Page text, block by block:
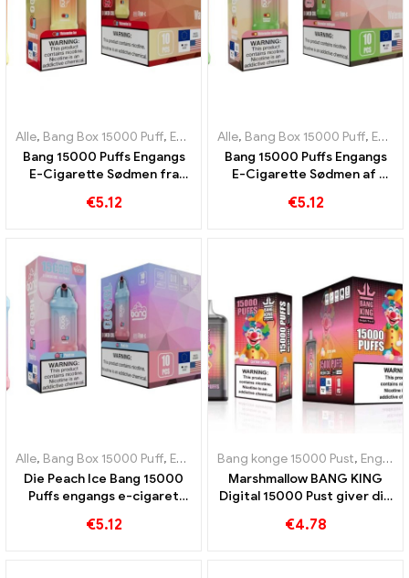
Alle, Bang Box 15000 Puff, Engangs e-cigaretter Sverige ,Engangs
Bang 15000 Puffs Engangs
E-Cigarette Sødmen fra
den forfriskende smag
€5.12
Alle, Bang Box 15000 Puff, Engangs e-cigaretter Sverige
Bang 15000 Puffs Engangs
E-Cigarette Sødmen af ​​
er en fest for sanserne
€5.12
Alle, Bang Box 15000 Puff, Engangs e-cigaretter Sverige ,Engangs
Die Peach Ice Bang 15000
Puffs engangs e-cigaret
fersken med den
€5.12
Bang konge 15000 Pust, Engangs e-cigaretter Sverige
Marshmallow BANG KING
Digital 15000 Pust giver dig
skumfiduser
€4.78